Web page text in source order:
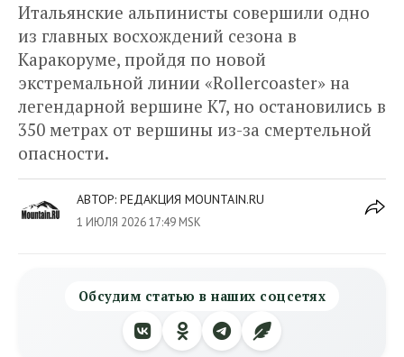
Итальянские альпинисты совершили одно
из главных восхождений сезона в
Каракоруме, пройдя по новой
экстремальной линии «Rollercoaster» на
легендарной вершине К7, но остановились в
350 метрах от вершины из-за смертельной
опасности.
АВТОР: РЕДАКЦИЯ MOUNTAIN.RU
1 ИЮЛЯ 2026 17:49 MSK
Обсудим статью в наших соцсетях